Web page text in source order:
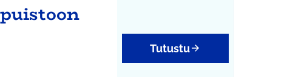
Tutustu